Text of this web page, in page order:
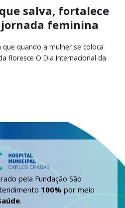
salva, fortalece
feminina
que quando a mulher se coloca
floresce O Dia Internacional da
pela Fundação São
100% por meio
.